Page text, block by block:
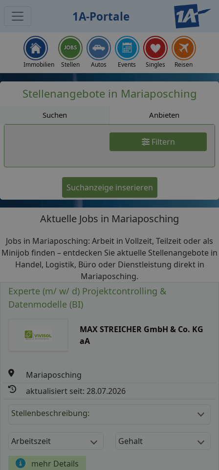
1A-Portale
Immobilien Stellen Autos Events Singles Reisen
Stellenangebote in Mariaposching
Suchen Anbieten
Filtern
Suchanzeige inserieren
Aktuelle Jobs in Mariaposching
Jobs in Mariaposching: Arbeit in Vollzeit, Teilzeit oder als
Minijob finden – entdecken Sie aktuelle Stellenangebote in
Handel, Logistik, Büro oder Dienstleistung direkt in
Mariaposching.
Experte (m/ w/ d) Projektcontrolling &
Datenmodelle (BI)
MAX STREICHER GmbH & Co. KG
aA
Mariaposching
aktualisiert seit: 28.07.2026
Stellenbeschreibung:
Arbeitszeit Gehalt
mehr Details